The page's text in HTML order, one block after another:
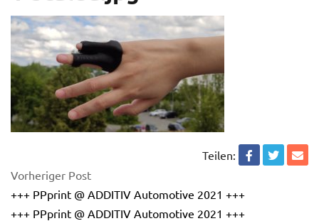
Teilen:
Vorheriger Post
+++ PPprint @ ADDITIV Automotive 2021 +++
+++ PPprint @ ADDITIV Automotive 2021 +++